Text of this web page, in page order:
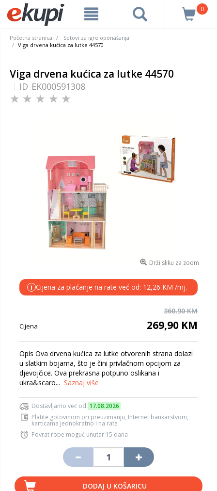
0
Početna stranica
Setovi za igre oponašanja
Viga drvena kućica za lutke 44570
Viga drvena kućica za lutke 44570
ID EK000591308
Drži sliku za zoom
i Cijena za plaćanje na rate već od: 12,26 KM /mj.
360,90 KM
Cijena 269,90 KM
Opis Ova drvena kućica za lutke otvorenih strana dolazi
u slatkim bojama, što je čini privlačnom opcijom za
djevojčice. Ova prekrasna potpuno oslikana i
ukra&scaro... Saznaj više
Dostavljamo već od 17.08.2026
Platite gotovinom pri preuzimanju, Internet bankarstvom,
karticama jednokratno i na rate
Povrat robe moguć unutar 15 dana
DODAJ U KOŠARICU